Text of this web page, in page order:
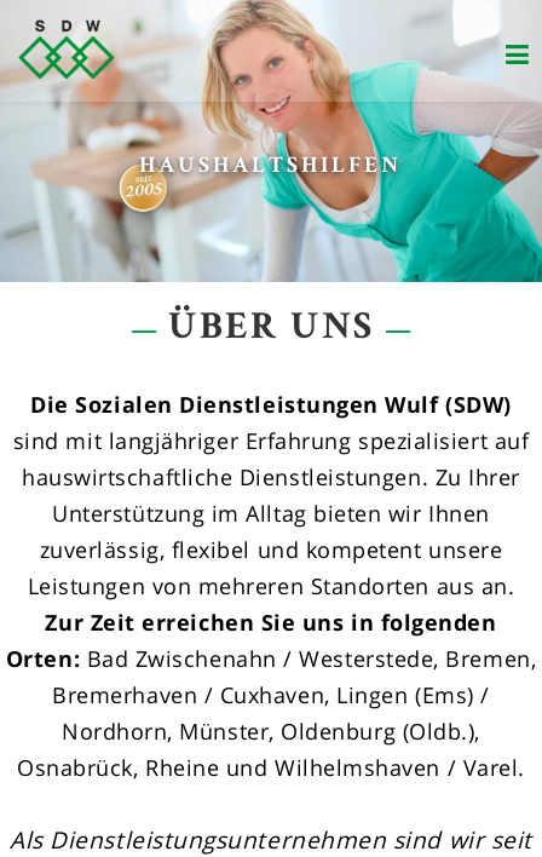
Zum
Inhalt
springen
HAUSHALTSHILFEN
VERSORGUNG VON SENIOREN
ÜBER UNS
Die Sozialen Dienstleistungen Wulf (SDW)
sind mit langjähriger Erfahrung spezialisiert auf
hauswirtschaftliche Dienstleistungen. Zu Ihrer
Unterstützung im Alltag bieten wir Ihnen
zuverlässig, flexibel und kompetent unsere
Leistungen von mehreren Standorten aus an.
Zur Zeit erreichen Sie uns in folgenden
Orten: Bad Zwischenahn / Westerstede, Bremen,
Bremerhaven / Cuxhaven, Lingen (Ems) /
Nordhorn, Münster, Oldenburg (Oldb.),
Osnabrück, Rheine und Wilhelmshaven / Varel.
Als Dienstleistungsunternehmen sind wir seit